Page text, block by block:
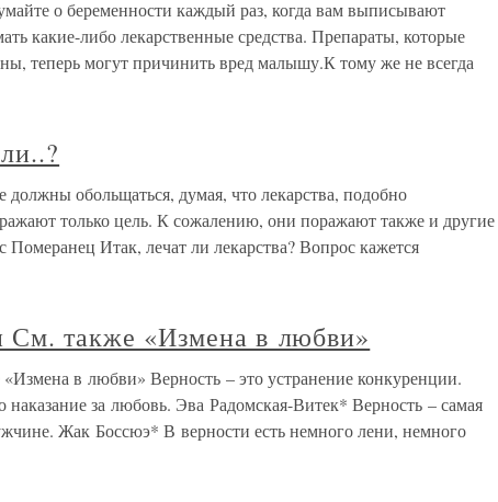
о беременности каждый раз, когда вам выписывают
какие-либо лекарственные средства. Препараты, которые
теперь могут причинить вред малышу.К тому же не всегда
обольщаться, думая, что лекарства, подобно
только цель. К сожалению, они поражают также и другие
Итак, лечат ли лекарства? Вопрос кажется
См. также «Измена в любви»
в любви» Верность – это устранение конкуренции.
за любовь. Эва Радомская-Витек* Верность – самая
Жак Боссюэ* В верности есть немного лени, немного